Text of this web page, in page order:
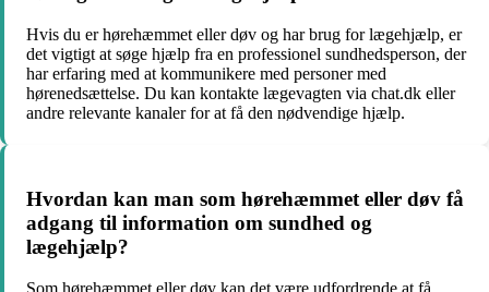
Hvis du er hørehæmmet eller døv og har brug for lægehjælp, er
det vigtigt at søge hjælp fra en professionel sundhedsperson, der
har erfaring med at kommunikere med personer med
hørenedsættelse. Du kan kontakte lægevagten via chat.dk eller
andre relevante kanaler for at få den nødvendige hjælp.
Hvordan kan man som hørehæmmet eller døv få
adgang til information om sundhed og
lægehjælp?